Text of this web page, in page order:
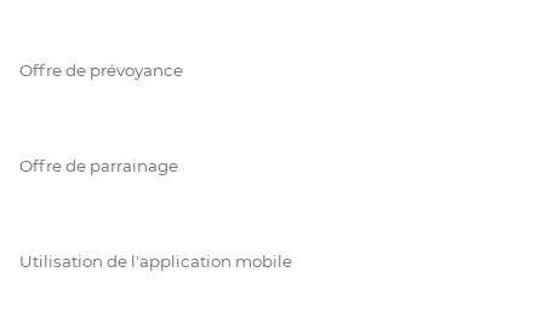
Offre de prévoyance
Offre de parrainage
Utilisation de l'application mobile